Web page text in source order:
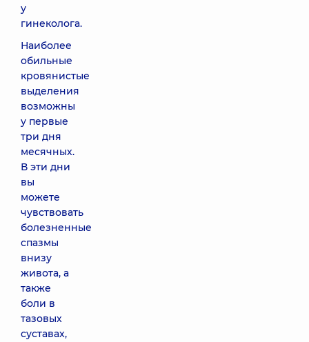
у
гинеколога.
Наиболее
обильные
кровянистые
выделения
возможны
у первые
три дня
месячных.
В эти дни
вы
можете
чувствовать
болезненные
спазмы
внизу
живота, а
также
боли в
тазовых
суставах,